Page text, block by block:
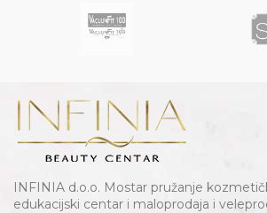
INFINIA d.o.o. Mostar pružanje
edukacijski centar i maloprodaja i